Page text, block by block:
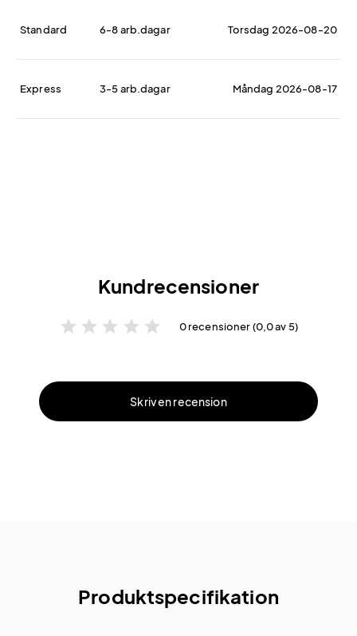
Standard 6-8 arb.dagar Torsdag 2026-08-20
Express 3-5 arb.dagar Måndag 2026-08-17
Kundrecensioner
star star star star star 0 recensioner (0,0 av 5)
Skriv en recension
Produktspecifikation